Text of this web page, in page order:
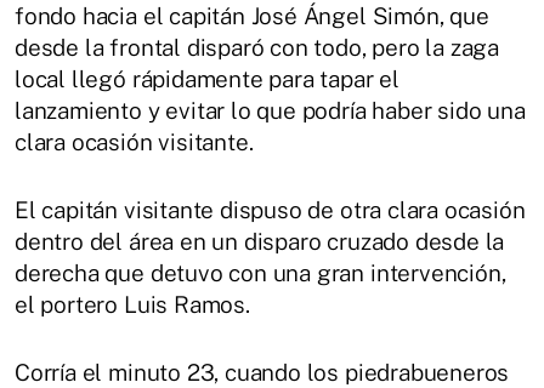
fondo hacia el capitán José Ángel Simón, que
desde la frontal disparó con todo, pero la zaga
local llegó rápidamente para tapar el
lanzamiento y evitar lo que podría haber sido una
clara ocasión visitante.
El capitán visitante dispuso de otra clara ocasión
dentro del área en un disparo cruzado desde la
derecha que detuvo con una gran intervención,
el portero Luis Ramos.
Corría el minuto 23, cuando los piedrabueneros